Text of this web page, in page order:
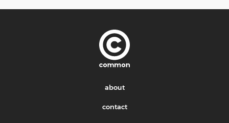
about
contact